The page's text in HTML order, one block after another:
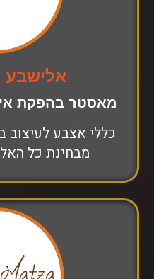
אלישבע
מאסטר בהפקת
כללי אצבע לעיצוב
מבחינת כל